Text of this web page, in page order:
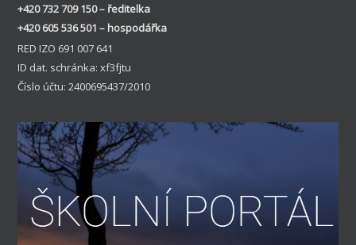
+420 732 709 150 – ředitelka
+420 605 536 501 – hospodářka
RED IZO 691 007 641
ID dat. schránka: xf3fjtu
Číslo účtu: 2400695437/2010